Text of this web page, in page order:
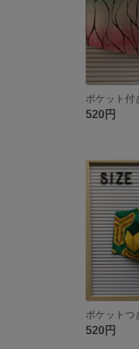
520円
520円